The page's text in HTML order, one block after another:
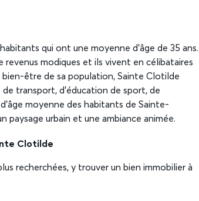
qui ont une moyenne d’âge de 35 ans.
revenus modiques et ils vivent en célibataires
être de sa population, Sainte Clotilde
transport, d’éducation de sport, de
moyenne des habitants de Sainte-
urbain et une ambiance animée.
Clotilde
recherchées, y trouver un bien immobilier à